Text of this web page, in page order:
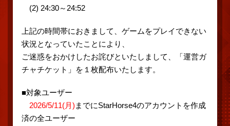
(2) 24:30～24:52
上記の時間帯におきまして、ゲームをプレイできない
状況となっていたことにより、
ご迷惑をおかけしたお詫びといたしまして、「運営ガ
チャチケット」を１枚配布いたします。
■対象ユーザー
2026/5/11(月) までにStarHorse4のアカウントを作成
済の全ユーザー